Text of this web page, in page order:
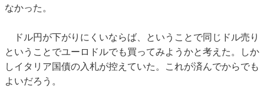
なかった。
ドル円が下がりにくいならば、ということで同じドル売り
ということでユーロドルでも買ってみようかと考えた。しか
しイタリア国債の入札が控えていた。これが済んでからでも
よいだろう。